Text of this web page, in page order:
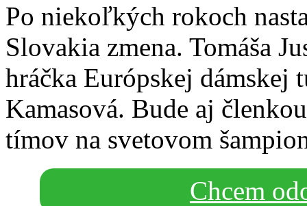
Po niekoľkých rokoch
Slovakia zmena. Tomáša
hráčka Európskej dámskej
Kamasová. Bude aj
tímov na svetovom
Chcem